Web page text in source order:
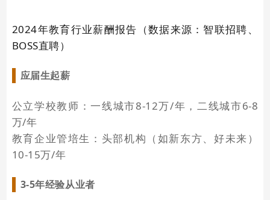
2024年教育行业薪酬报告（数据来源：智联招聘、
BOSS直聘）
应届生起薪
公立学校教师：一线城市8-12万/年，二线城市6-8
万/年
教育企业管培生：头部机构（如新东方、好未来）
10-15万/年
3-5年经验从业者